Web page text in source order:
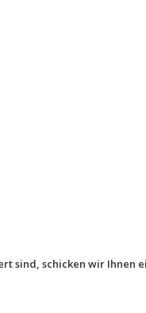
sind, schicken wir Ihnen